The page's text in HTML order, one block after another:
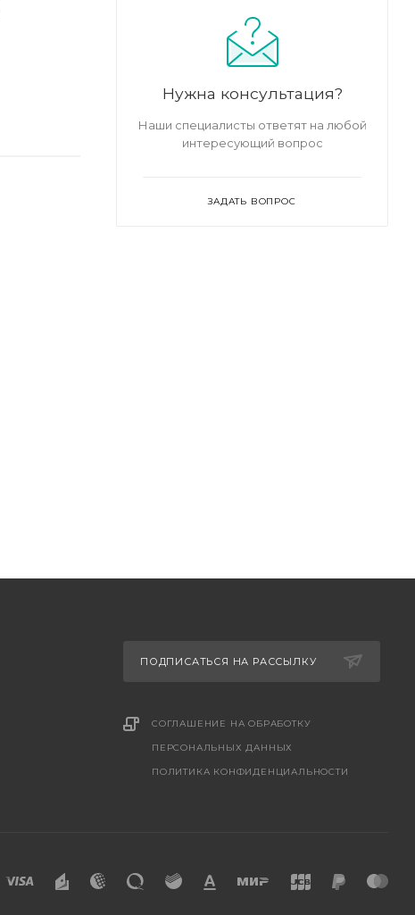
Нужна консультация?
Наши специалисты ответят на любой
интересующий вопрос
ЗАДАТЬ ВОПРОС
ПОДПИСАТЬСЯ НА РАССЫЛКУ
СОГЛАШЕНИЕ НА ОБРАБОТКУ
ПЕРСОНАЛЬНЫХ ДАННЫХ
ПОЛИТИКА КОНФИДЕНЦИАЛЬНОСТИ